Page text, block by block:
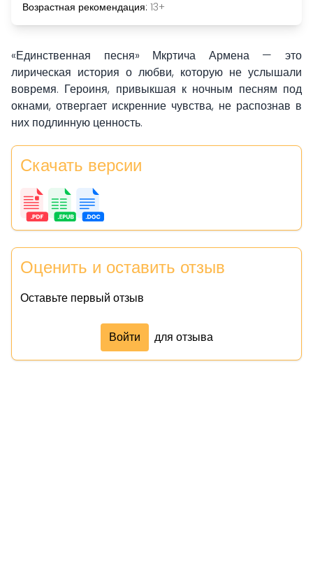
Возрастная рекомендация: 13+
«Единственная песня» Мкртича Армена — это
лирическая история о любви, которую не услышали
вовремя. Героиня, привыкшая к ночным песням под
окнами, отвергает искренние чувства, не распознав в
них подлинную ценность.
Скачать версии
Оценить и оставить отзыв
Оставьте первый отзыв
Войти для отзыва